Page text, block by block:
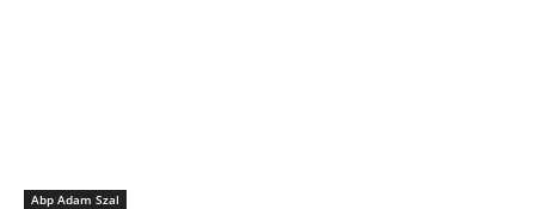
Abp Adam Szal